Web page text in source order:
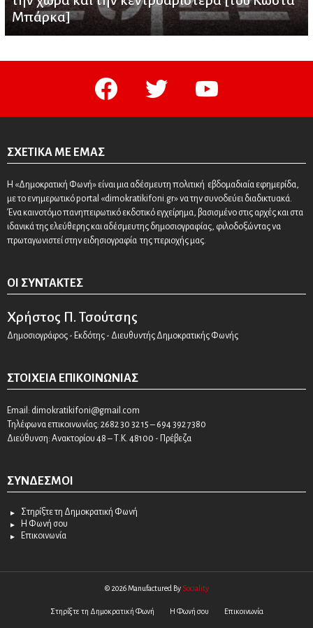
Μπάρκα]
facebook twitter youtube
ΣΧΕΤΙΚΆ ΜΕ ΕΜΆΣ
Η «Δημοκρατική Φωνή» είναι μια αδέσμευτη πολιτική εβδομαδιαία εφημερίδα,
με το ενημερωτικό portal «dimokratikifoni.gr» να την συνοδεύει διαδικτυακά.
Ένα καινοτόμο πανηπειρωτικό εκδοτικό εγχείρημα, βασισμένο στις αρχές και στα
ιδανικά της ελεύθερης και αδέσμευτης δημοσιογραφίας, φιλοδοξώντας να
πρωταγωνιστεί στην ειδησιογραφία της περιοχής μας.
ΟΙ ΣΥΝΤΆΚΤΕΣ
Χρήστος Π. Τσούτσης
Δημοσιογράφος - Εκδότης - Διευθυντής Δημοκρατικής Φωνής
ΣΤΟΙΧΕΊΑ ΕΠΙΚΟΙΝΩΝΊΑΣ
Email: dimokratikifoni@gmail.com
Τηλέφωνα επικοινωνίας: 2682 30 32 15 – 694 392 7380
Διεύθυνση: Ανακτορίου 48 – Τ.Κ. 48100 - Πρέβεζα
ΣΎΝΔΕΣΜΟΙ
Στηρίξτε τη Δημοκρατική Φωνή
Η Φωνή σου
Επικοινωνία
© 2026 Manufactured By Sociality
Στηρίξτε τη Δημοκρατική Φωνή Η Φωνή σου Επικοινωνία